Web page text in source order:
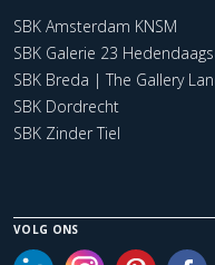
SBK Amsterdam KNSM
SBK Galerie 23
SBK Breda | The Gallery
SBK Dordrecht
SBK Zinder Tiel
VOLG ONS